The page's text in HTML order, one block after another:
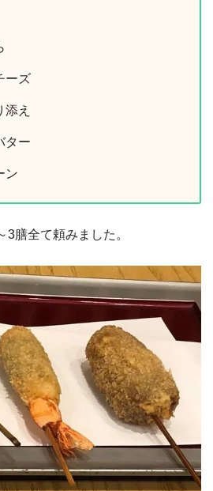
ーズ
え
ター
ン
膳全て頼みました。